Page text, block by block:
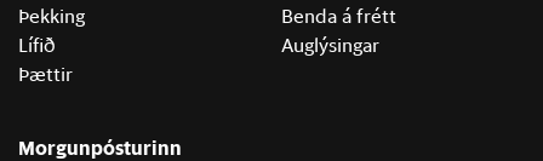
Þekking
Lífið
Þættir
Benda á frétt
Auglýsingar
Morgunpósturinn